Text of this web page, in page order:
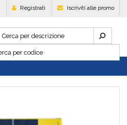
Registrati Iscriviti alle promo